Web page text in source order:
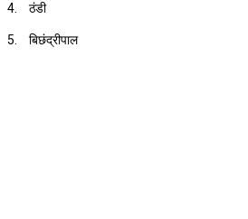
4. ठंडी
5. बिछंद्रीपाल